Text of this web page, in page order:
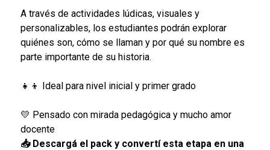
A través de actividades lúdicas, visuales y
personalizables, los estudiantes podrán explorar
quiénes son, cómo se llaman y por qué su nombre es
parte importante de su historia.
👧👦 Ideal para nivel inicial y primer grado
💛 Pensado con mirada pedagógica y mucho amor
docente
📥 Descargá el pack y convertí esta etapa en una